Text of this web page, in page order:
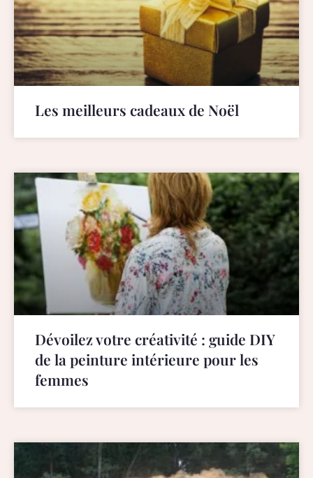
Les meilleurs cadeaux de Noël
Dévoilez votre créativité : guide DIY
de la peinture intérieure pour les
femmes